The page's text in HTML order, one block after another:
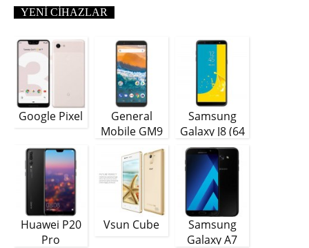
YENI CIHAZLAR
Google Pixel
General
Mobile GM9
Samsung
Galaxy J8 (64
GB)
Huawei P20
Pro
Vsun Cube
Samsung
Galaxy A7